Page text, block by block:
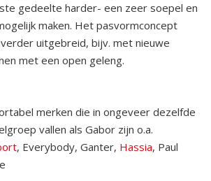
gedeelte harder- een zeer soepel en
maken. Het pasvormconcept
uitgebreid, bijv. met nieuwe
met een open geleng.
merken die in ongeveer dezelfde
vallen als Gabor zijn o.a.
, Everybody, Ganter, Hassia, Paul